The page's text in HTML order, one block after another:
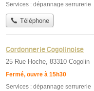
Services : dépannage serrurerie
Téléphone
Cordonnerie Cogolinoise
25 Rue Hoche, 83310 Cogolin
Fermé, ouvre à 15h30
Services : dépannage serrurerie